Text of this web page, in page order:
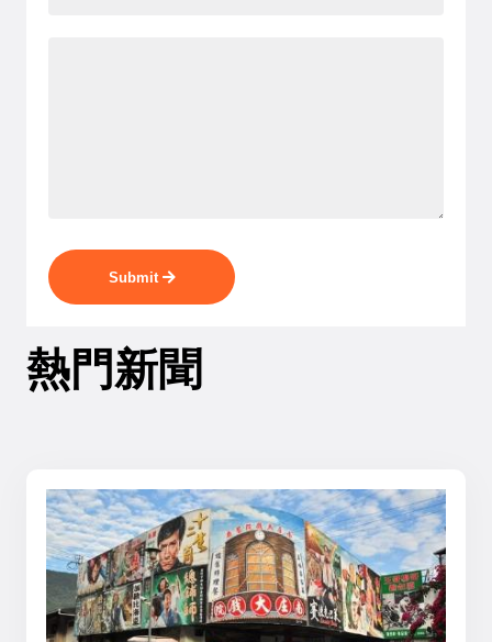
Submit
熱門新聞